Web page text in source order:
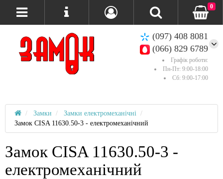
(097) 408 8081
(066) 829 6789
Графік роботи:
Пн-Пт: 9:00-18:00
Сб: 9:00-17:00
0
Замки
Замки електромеханічні
Замок CISA 11630.50-3 - електромеханічний
Замок CISA 11630.50-3 -
електромеханічний